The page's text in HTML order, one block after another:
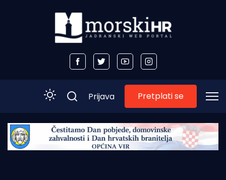
Početna
Prijava Pretplati se